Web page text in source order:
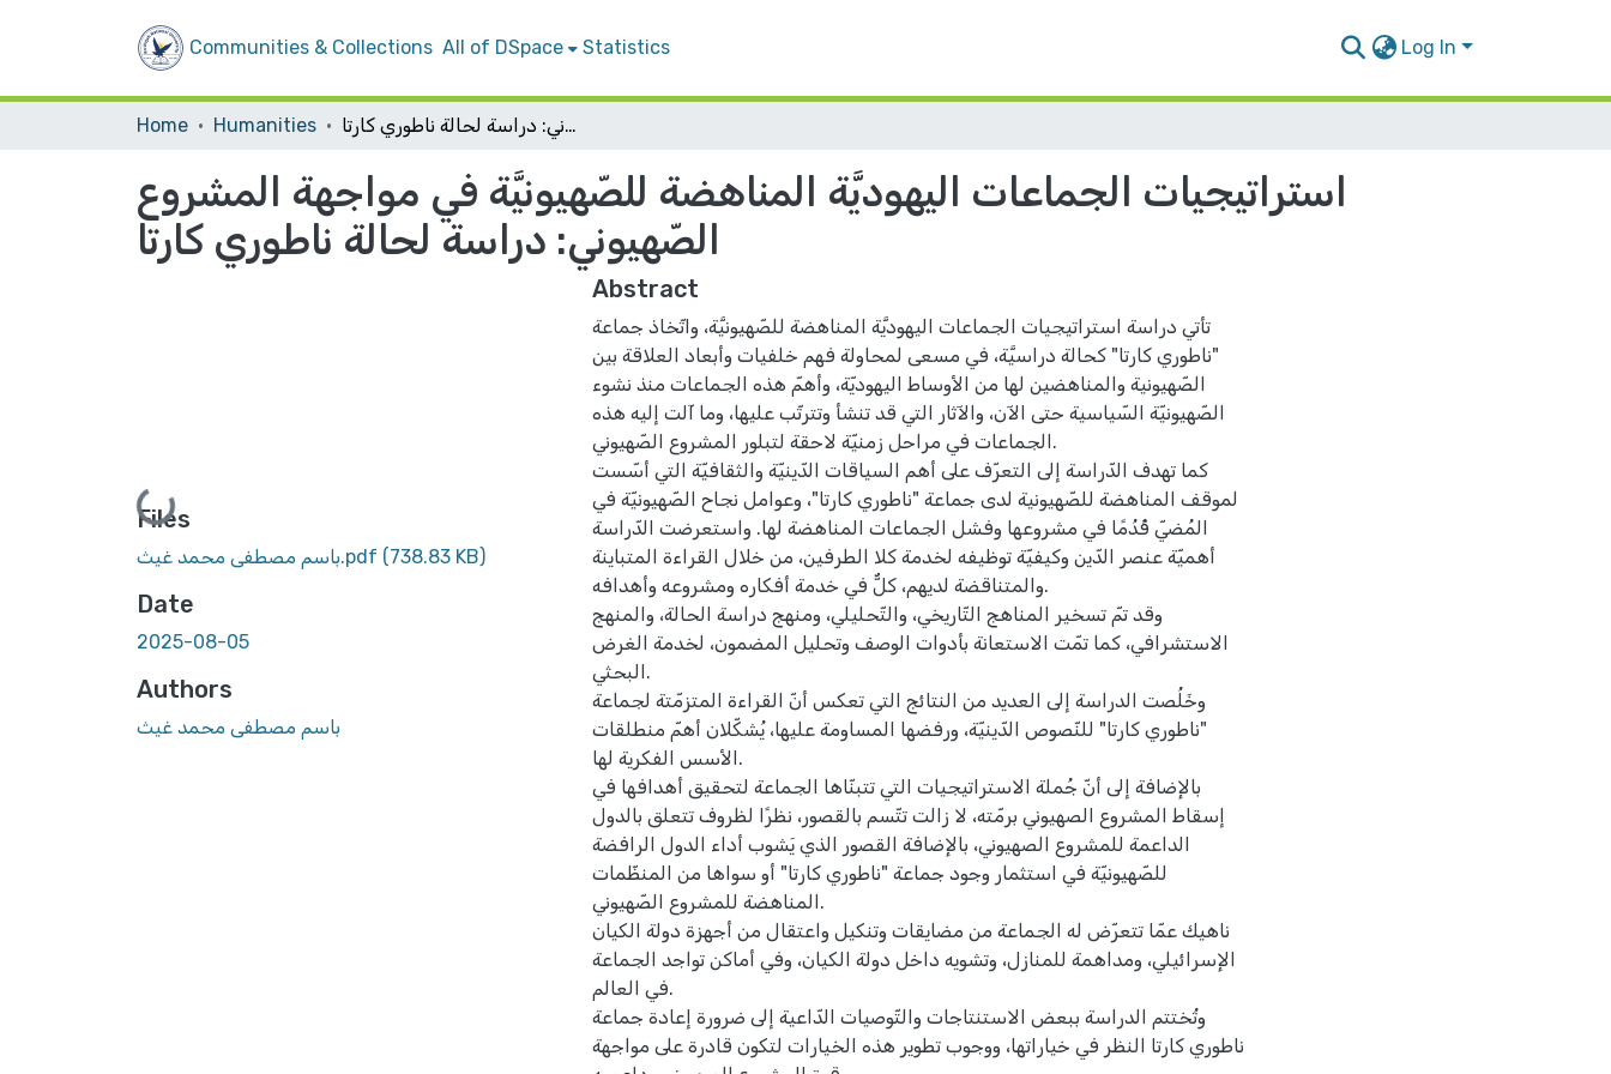
Communities & Collections All of DSpace Statistics Log In
Home Humanities استراتيجيات الجماعات اليهوديَّة المناهضة للصّهيونيَّة في مواجهة المشروع الصّهيوني: دراسة لحالة ناطوري كارتا
استراتيجيات الجماعات اليهوديَّة المناهضة للصّهيونيَّة في مواجهة المشروع
الصّهيوني: دراسة لحالة ناطوري كارتا
Loading...
Files
باسم مصطفى محمد غيث.pdf (738.83 KB)
Date
2025-08-05
Authors
باسم مصطفى محمد غيث
Abstract
تأتي دراسة استراتيجيات الجماعات اليهوديَّة المناهضة للصّهيونيَّة، واتّخاذ جماعة
"ناطوري كارتا" كحالة دراسيَّة، في مسعى لمحاولة فهم خلفيات وأبعاد العلاقة بين
الصّهيونية والمناهضين لها من الأوساط اليهوديّة، وأهمّ هذه الجماعات منذ نشوء
الصّهيونيّة السّياسية حتى الآن، والآثار التي قد تنشأ وتترتّب عليها، وما آلت إليه هذه
الجماعات في مراحل زمنيّة لاحقة لتبلور المشروع الصّهيوني.
كما تهدف الدّراسة إلى التعرّف على أهم السياقات الدّينيّة والثقافيّة التي أسّست
لموقف المناهضة للصّهيونية لدى جماعة "ناطوري كارتا"، وعوامل نجاح الصّهيونيّة في
المُضيّ قُدُمًا في مشروعها وفشل الجماعات المناهضة لها. واستعرضت الدّراسة
أهميّة عنصر الدّين وكيفيّة توظيفه لخدمة كلا الطرفين، من خلال القراءة المتباينة
والمتناقضة لديهم، كلٌّ في خدمة أفكاره ومشروعه وأهدافه.
وقد تمّ تسخير المناهج التّاريخي، والتّحليلي، ومنهج دراسة الحالة، والمنهج
الاستشرافي، كما تمّت الاستعانة بأدوات الوصف وتحليل المضمون، لخدمة الغرض
البحثي.
وخَلُصت الدراسة إلى العديد من النتائج التي تعكس أنّ القراءة المتزمّتة لجماعة
"ناطوري كارتا" للنّصوص الدّينيّة، ورفضها المساومة عليها، يُشكّلان أهمّ منطلقات
الأسس الفكرية لها.
بالإضافة إلى أنّ جُملة الاستراتيجيات التي تتبنّاها الجماعة لتحقيق أهدافها في
إسقاط المشروع الصهيوني برمّته، لا زالت تتّسم بالقصور، نظرًا لظروف تتعلق بالدول
الداعمة للمشروع الصهيوني، بالإضافة القصور الذي يَشوب أداء الدول الرافضة
للصّهيونيّة في استثمار وجود جماعة "ناطوري كارتا" أو سواها من المنظّمات
المناهضة للمشروع الصّهيوني.
ناهيك عمّا تتعرّض له الجماعة من مضايقات وتنكيل واعتقال من أجهزة دولة الكيان
الإسرائيلي، ومداهمة للمنازل، وتشويه داخل دولة الكيان، وفي أماكن تواجد الجماعة
في العالم.
وتُختتم الدراسة ببعض الاستنتاجات والتّوصيات الدّاعية إلى ضرورة إعادة جماعة
ناطوري كارتا النظر في خياراتها، ووجوب تطوير هذه الخيارات لتكون قادرة على مواجهة